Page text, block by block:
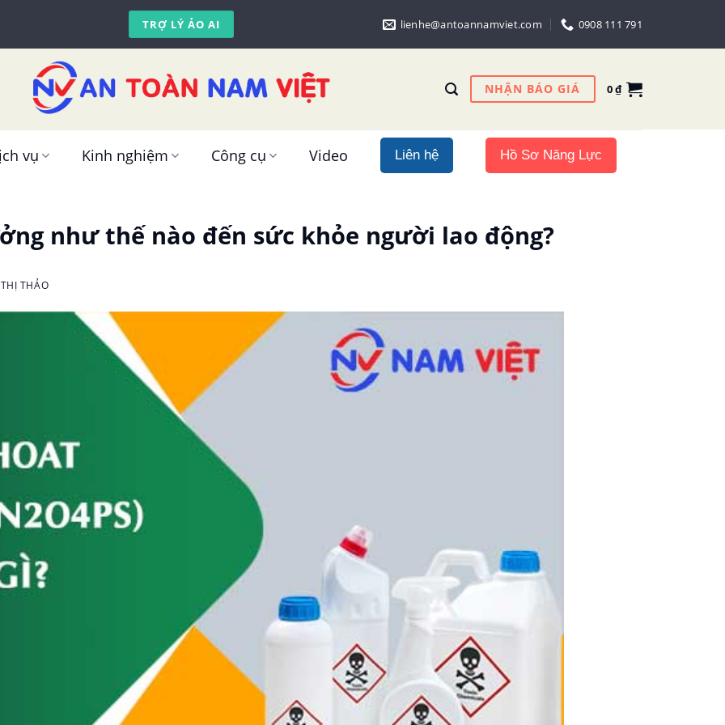
TRỢ LÝ ẢO AI lienhe@antoannamviet.com 0908 111 791
NHẬN BÁO GIÁ 0₫
vụ Kinh nghiệm Công cụ Video Liên hệ Hồ Sơ Năng Lực
như thế nào đến sức khỏe người lao động?
THẢO